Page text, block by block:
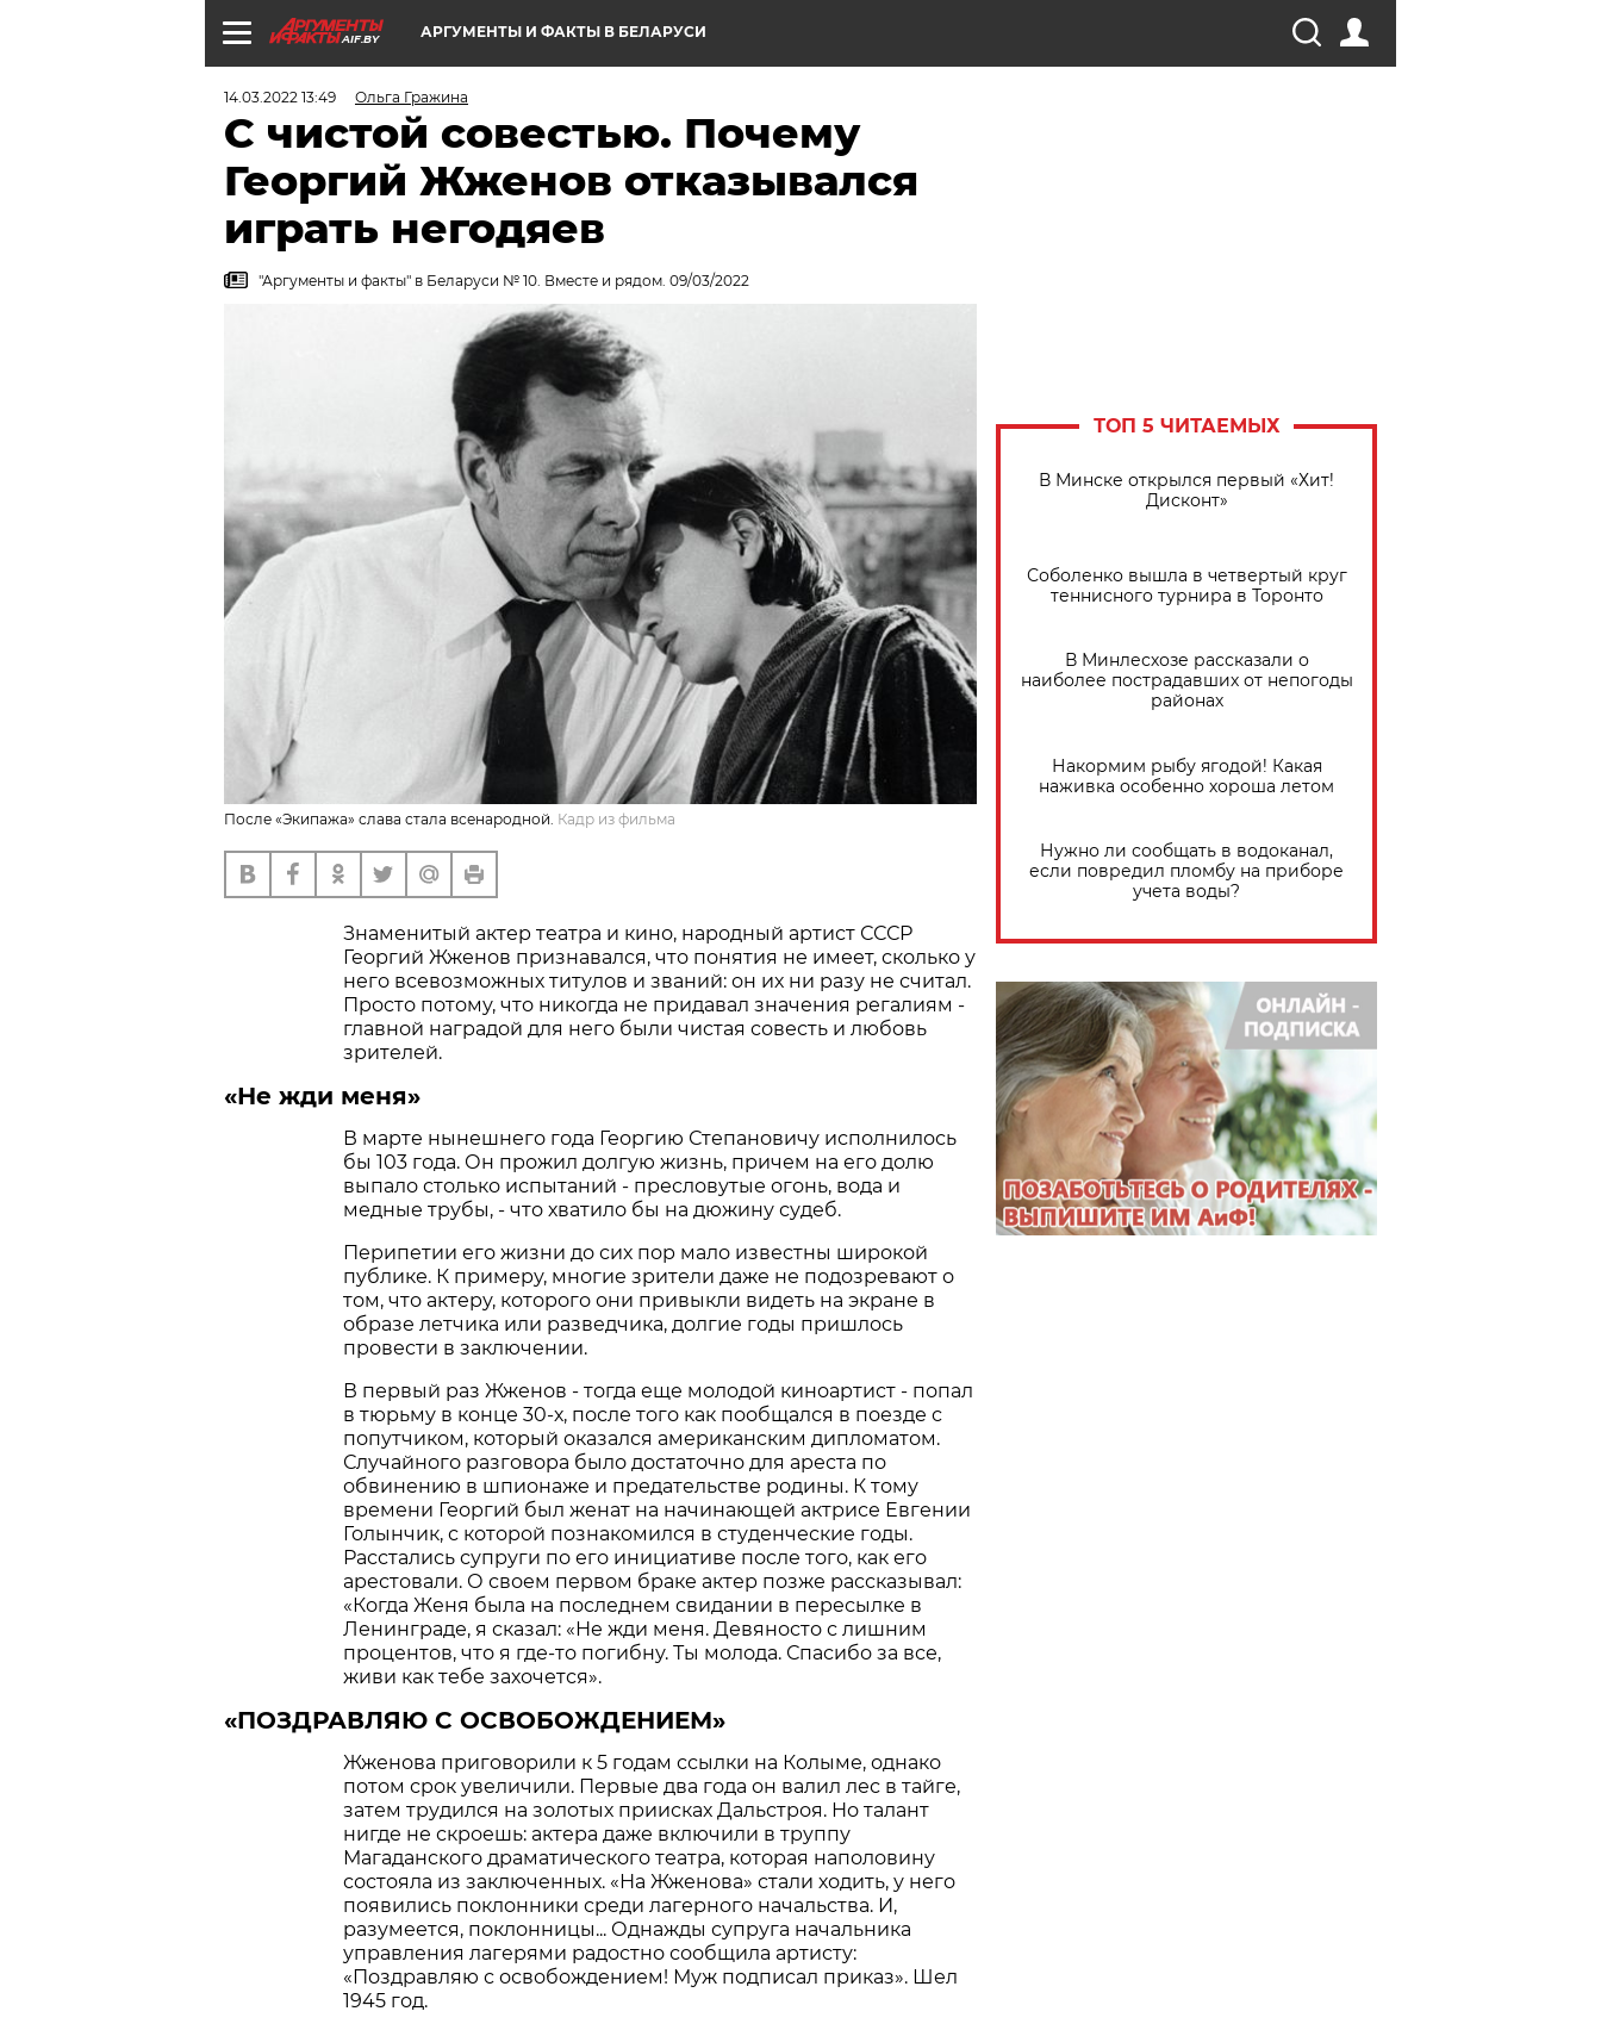
AIF.BY АРГУМЕНТЫ И ФАКТЫ В БЕЛАРУСИ
14.03.2022 13:49 Ольга Гражина
С чистой совестью. Почему
Георгий Жженов отказывался
играть негодяев
"Аргументы и факты" в Беларуси № 10. Вместе и рядом. 09/03/2022
После «Экипажа» слава стала всенародной. Кадр из фильма
Знаменитый актер театра и кино, народный артист СССР
Георгий Жженов признавался, что понятия не имеет, сколько у
него всевозможных титулов и званий: он их ни разу не считал.
Просто потому, что никогда не придавал значения регалиям -
главной наградой для него были чистая совесть и любовь
зрителей.
«Не жди меня»
В марте нынешнего года Георгию Степановичу исполнилось
бы 103 года. Он прожил долгую жизнь, причем на его долю
выпало столько испытаний - пресловутые огонь, вода и
медные трубы, - что хватило бы на дюжину судеб.
Перипетии его жизни до сих пор мало известны широкой
публике. К примеру, многие зрители даже не подозревают о
том, что актеру, которого они привыкли видеть на экране в
образе летчика или разведчика, долгие годы пришлось
провести в заключении.
В первый раз Жженов - тогда еще молодой киноартист - попал
в тюрьму в конце 30-х, после того как пообщался в поезде с
попутчиком, который оказался американским дипломатом.
Случайного разговора было достаточно для ареста по
обвинению в шпионаже и предательстве родины. К тому
времени Георгий был женат на начинающей актрисе Евгении
Голынчик, с которой познакомился в студенческие годы.
Расстались супруги по его инициативе после того, как его
арестовали. О своем первом браке актер позже рассказывал:
«Когда Женя была на последнем свидании в пересылке в
Ленинграде, я сказал: «Не жди меня. Девяносто с лишним
процентов, что я где-то погибну. Ты молода. Спасибо за все,
живи как тебе захочется».
«ПОЗДРАВЛЯЮ С ОСВОБОЖДЕНИЕМ»
Жженова приговорили к 5 годам ссылки на Колыме, однако
потом срок увеличили. Первые два года он валил лес в тайге,
затем трудился на золотых приисках Дальстроя. Но талант
нигде не скроешь: актера даже включили в труппу
Магаданского драматического театра, которая наполовину
состояла из заключенных. «На Жженова» стали ходить, у него
появились поклонники среди лагерного начальства. И,
разумеется, поклонницы... Однажды супруга начальника
управления лагерями радостно сообщила артисту:
«Поздравляю с освобождением! Муж подписал приказ». Шел
1945 год.
ТОП 5 ЧИТАЕМЫХ
В Минске открылся первый «Хит!
Дисконт»
Соболенко вышла в четвертый круг
теннисного турнира в Торонто
В Минлесхозе рассказали о
наиболее пострадавших от непогоды
районах
Накормим рыбу ягодой! Какая
наживка особенно хороша летом
Нужно ли сообщать в водоканал,
если повредил пломбу на приборе
учета воды?